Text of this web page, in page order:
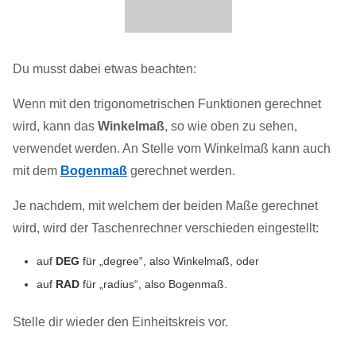
Du musst dabei etwas beachten:
Wenn mit den trigonometrischen Funktionen gerechnet
wird, kann das Winkelmaß, so wie oben zu sehen,
verwendet werden. An Stelle vom Winkelmaß kann auch
mit dem Bogenmaß gerechnet werden.
Je nachdem, mit welchem der beiden Maße gerechnet
wird, wird der Taschenrechner verschieden eingestellt:
auf DEG für „degree“, also Winkelmaß, oder
auf RAD für „radius“, also Bogenmaß.
Stelle dir wieder den Einheitskreis vor.